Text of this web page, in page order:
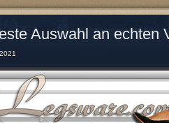
Auswahl an echten